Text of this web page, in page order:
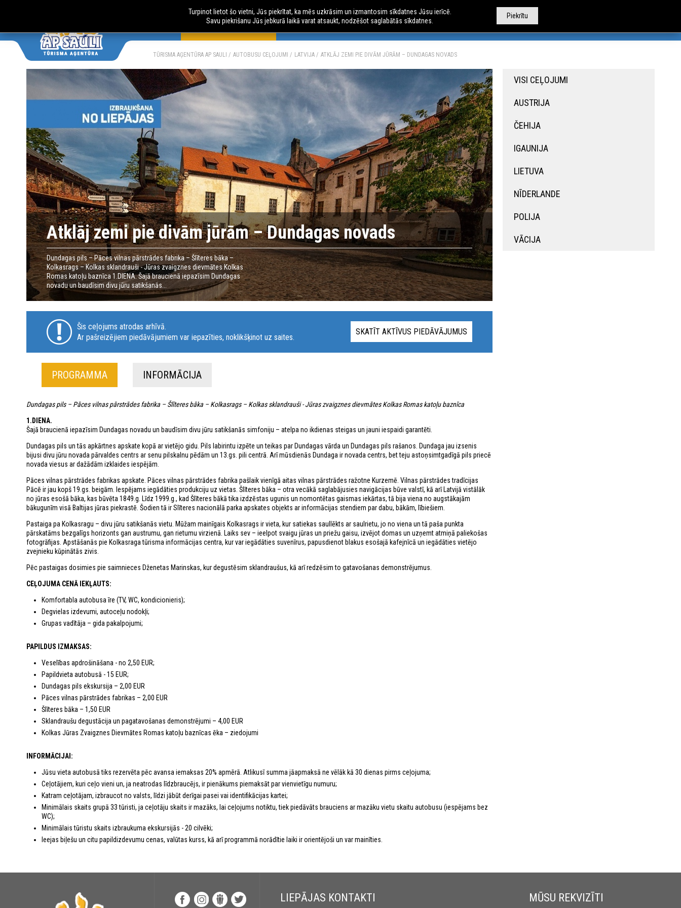
AUTOBUSU CEĻOJUMI AVIO CEĻOJUMI ČARTERLIDOJUMI AUTOBUSU NOMA CITI PAKALPOJUMI
TŪRISMA AĢENTŪRA AP SAULI AUTOBUSU CEĻOJUMI LATVIJA ATKLĀJ ZEMI PIE DIVĀM JŪRĀM – DUNDAGAS NOVADS
Atklāj zemi pie divām jūrām – Dundagas novads
Dundagas pils – Pāces vilnas pārstrādes fabrika – Šlīteres bāka –
Kolkasrags – Kolkas sklandrauši - Jūras zvaigznes dievmātes Kolkas
Romas katoļu baznīca​ 1.DIENA. Šajā braucienā iepazīsim Dundagas
novadu un baudīsim divu jūru satikšanās...
SKATĪT AKTĪVUS PIEDĀVĀJUMUS
Šis ceļojums atrodas arhīvā.
Ar pašreizējiem piedāvājumiem var iepazīties, noklikšķinot uz saites.
PROGRAMMA INFORMĀCIJA
Dundagas pils – Pāces vilnas pārstrādes fabrika – Šlīteres bāka – Kolkasrags – Kolkas sklandrauši - Jūras zvaigznes dievmātes Kolkas Romas katoļu baznīca​
1.DIENA.
Šajā braucienā iepazīsim Dundagas novadu un baudīsim divu jūru satikšanās simfoniju – atelpa no ikdienas steigas un jauni iespaidi garantēti.
Dundagas pils un tās apkārtnes apskate kopā ar vietējo gidu. Pils labirintu izpēte un teikas par Dundagas vārda un Dundagas pils rašanos. Dundaga jau izsenis
bijusi divu jūru novada pārvaldes centrs ar senu pilskalnu pēdām un 13.gs. pili centrā. Arī mūsdienās Dundaga ir novada centrs, bet teju astoņsimtgadīgā pils priecē
novada viesus ar dažādām izklaides iespējām.
Pāces vilnas pārstrādes fabrikas apskate. Pāces vilnas pārstrādes fabrika pašlaik vienīgā aitas vilnas pārstrādes ražotne Kurzemē. Vilnas pārstrādes tradīcijas
Pācē ir jau kopš 19.gs. beigām. Iespējams iegādāties produkciju uz vietas. Šlīteres bāka – otra vecākā saglabājusies navigācijas būve valstī, kā arī Latvijā vistālāk
no jūras esošā bāka, kas būvēta 1849.g. Līdz 1999.g., kad Šlīteres bākā tika izdzēstas ugunis un nomontētas gaismas iekārtas, tā bija viena no augstākajām
bākugunīm visā Baltijas jūras piekrastē. Šodien tā ir Slīteres nacionālā parka apskates objekts ar informācijas stendiem par dabu, bākām, lībiešiem.
Pastaiga pa Kolkasragu – divu jūru satikšanās vietu. Mūžam mainīgais Kolkasrags ir vieta, kur satiekas saullēkts ar saulrietu, jo no viena un tā paša punkta
pārskatāms bezgalīgs horizonts gan austrumu, gan rietumu virzienā. Laiks sev – ieelpot svaigu jūras un priežu gaisu, izvējot domas un uzņemt atmiņā paliekošas
fotogrāfijas. Apstāšanās pie Kolkasraga tūrisma informācijas centra, kur var iegādāties suvenīrus, papusdienot blakus esošajā kafejnīcā un iegādāties vietējo
zvejnieku kūpinātās zivis.
Pēc pastaigas dosimies pie saimnieces Dženetas Marinskas, kur degustēsim sklandraušus, kā arī redzēsim to gatavošanas demonstrējumus.
CEĻOJUMA CENĀ IEKĻAUTS:
Komfortabla autobusa īre (TV, WC, kondicionieris);
Degvielas izdevumi, autoceļu nodokļi;
Grupas vadītāja – gida pakalpojumi;
PAPILDUS IZMAKSAS:
Veselības apdrošināšana - no 2,50 EUR;
Papildvieta autobusā - 15 EUR;
Dundagas pils ekskursija – 2,00 EUR
Pāces vilnas pārstrādes fabrikas – 2,00 EUR
Šlīteres bāka – 1,50 EUR
Sklandraušu degustācija un pagatavošanas demonstrējumi – 4,00 EUR
Kolkas Jūras Zvaigznes Dievmātes Romas katoļu baznīcas ēka – ziedojumi
INFORMĀCIJAI:
Jūsu vieta autobusā tiks rezervēta pēc avansa iemaksas 20% apmērā. Atlikusī summa jāapmaksā ne vēlāk kā 30 dienas pirms ceļojuma;
Ceļotājiem, kuri ceļo vieni un, ja neatrodas līdzbraucējs, ir pienākums piemaksāt par vienvietīgu numuru;
Katram ceļotājam, izbraucot no valsts, līdzi jābūt derīgai pasei vai identifikācijas kartei;
Minimālais skaits grupā 33 tūristi, ja ceļotāju skaits ir mazāks, lai ceļojums notiktu, tiek piedāvāts brauciens ar mazāku vietu skaitu autobusu (iespējams bez
WC);
Minimālais tūristu skaits izbraukuma ekskursijās - 20 cilvēki;
Ieejas biļešu un citu papildizdevumu cenas, valūtas kurss, kā arī programmā norādītie laiki ir orientējoši un var mainīties.
VISI CEĻOJUMI
AUSTRIJA
ČEHIJA
IGAUNIJA
LIETUVA
NĪDERLANDE
POLIJA
VĀCIJA
LIEPĀJAS KONTAKTI MŪSU REKVIZĪTI
Piekrītu
Turpinot lietot šo vietni, Jūs piekrītat, ka mēs uzkrāsim un izmantosim sīkdatnes Jūsu ierīcē.
Savu piekrišanu Jūs jebkurā laikā varat atsaukt, nodzēšot saglabātās sīkdatnes.